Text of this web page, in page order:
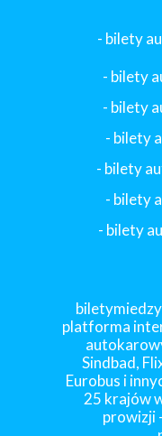
platforma
Sindbad,
Eurobus i
25 krajów
prowizji
- bilety
- bilety
- bilety
- bilety
- bilety
- bilety
- bilety